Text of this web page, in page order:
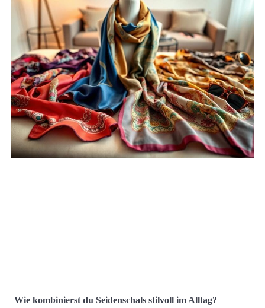
Wie kombinierst du Seidenschals stilvoll im Alltag?